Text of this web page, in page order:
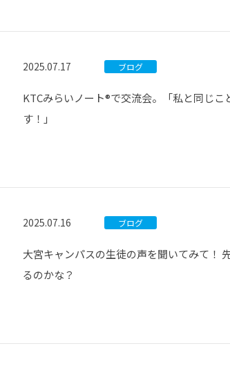
2025.07.17 ブログ
KTCみらいノート®で交流会。「私と同じ
す！」
2025.07.16 ブログ
大宮キャンパスの生徒の声を聞いてみて！
るのかな？